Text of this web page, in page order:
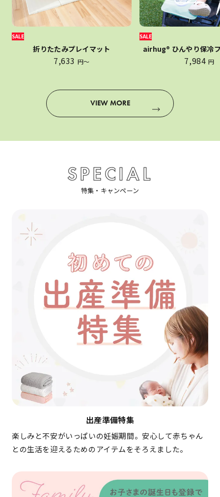
SALE
折りたたみプレイマット
7,633 円〜
SALE
airhug® ひんやり保冷
7,984 円
VIEW MORE
SPECIAL
特集・キャンペーン
出産準備特集
楽しみと不安がいっぱいの妊娠期間。安心して赤ちゃん
との生活を迎えるためのアイテムをそろえました。